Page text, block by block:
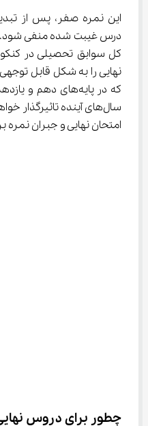
درس غیبت شده منفی شود.
نهایی را به شکل قابل
سال‌های آینده
امتحان نهایی و جبران نمره برای
چطور برای دروس نهایی